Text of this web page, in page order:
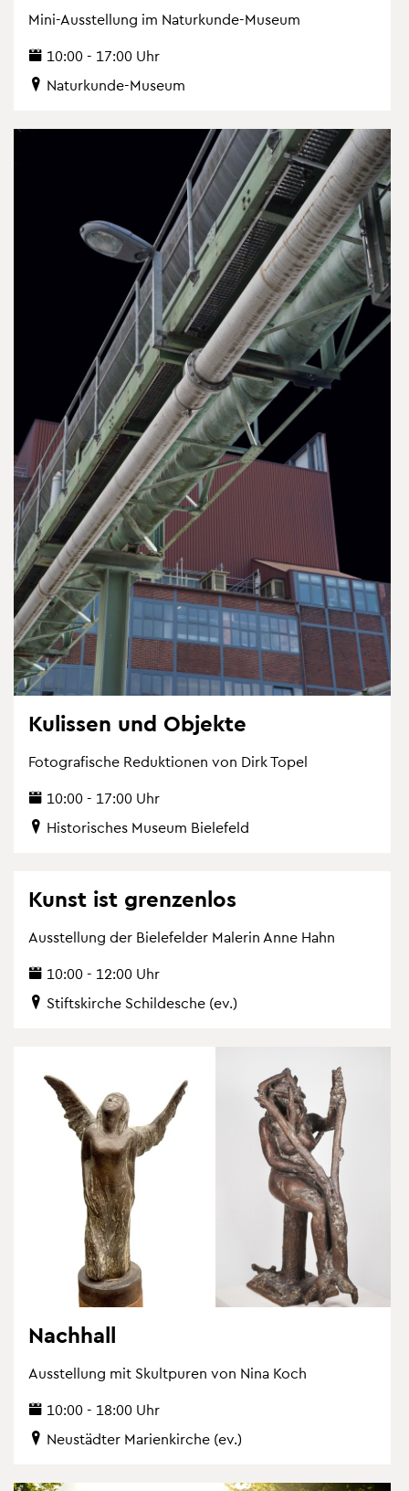
Mini-Aus­stel­lung im Na­tur­kun­de-Mu­se­um
10:00 - 17:00 Uhr
Na­tur­kun­de-Mu­se­um
Ku­lis­sen und Ob­jek­te
Fo­to­gra­fi­sche Re­duk­tio­nen von Dirk Topel
10:00 - 17:00 Uhr
His­to­ri­sches Mu­se­um Bie­le­feld
Kunst ist gren­zen­los
Aus­stel­lung der Bie­le­fel­der Ma­le­rin Anne Hahn
10:00 - 12:00 Uhr
Stifts­kir­che Schil­desche (ev.)
Nach­hall
Aus­stel­lung mit Skultpu­ren von Nina Koch
10:00 - 18:00 Uhr
Neu­städ­ter Ma­ri­en­kir­che (ev.)